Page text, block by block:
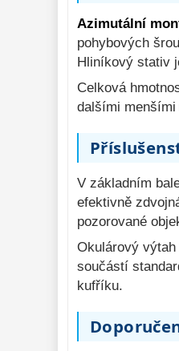
Azimutální
pohybových
Hliníkový stativ
Celková
dalšími menšími
V základním
efektivně
pozorované
Okulárový výtah
součástí
kufříku.